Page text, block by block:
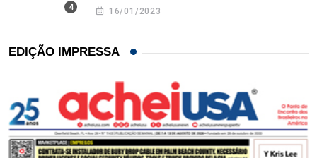
16/01/2023
EDIÇÃO IMPRESSA